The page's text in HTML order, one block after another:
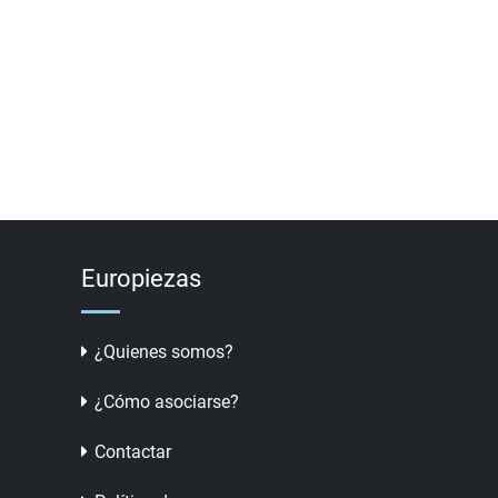
Europiezas
¿Quienes somos?
¿Cómo asociarse?
Contactar